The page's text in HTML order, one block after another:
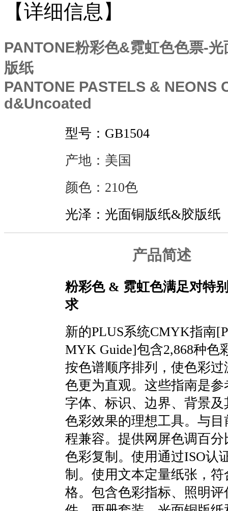
【详细信息】
PANTONE粉彩色&霓虹色色票-
版纸
PANTONE PASTELS & NEONS
d&Uncoated
型号：GB1504
产地：美国
颜色： 210色
光泽：光面铜版纸&胶版纸
产品简述
粉彩色 & 霓虹色满足对特
求
新的PLUS系统CMYK指南
MYK Guide]包含2,868种色
按色谱顺序排列，使色彩
色更为直观。这些指南是
字体、标识、边界、背景
色彩效果的理想工具。与
程兼容。提供网屏色调百
色彩复制。使用通过ISO认
制。使用文本定量纸张，
格。包含色彩指标、照明